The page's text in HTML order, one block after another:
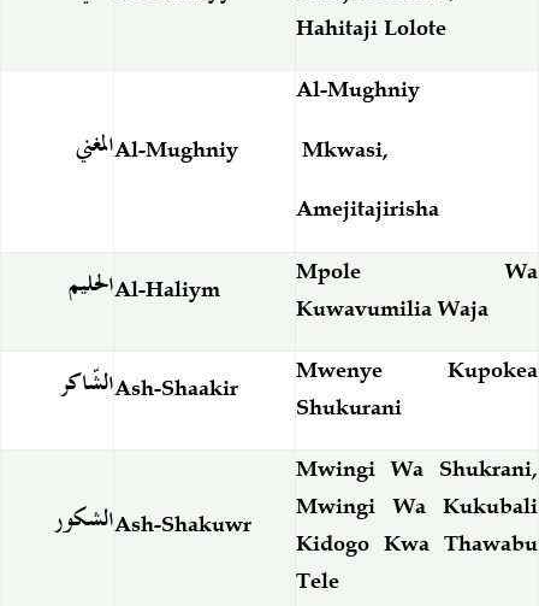
Hahitaji Lolote
المغنيAl-Mughniy
Al-Mughniy
Mkwasi,
Amejitajirisha
الحليمAl-Haliym
Mpole Wa
Kuwavumilia Waja
الشّاكرAsh-Shaakir
Mwenye Kupokea
Shukurani
الشكورAsh-Shakuwr
Mwingi Wa Shukrani,
Mwingi Wa Kukubali
Kidogo Kwa Thawabu
Tele